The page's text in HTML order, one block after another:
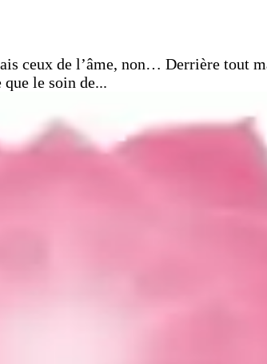
ceux de l’âme, non… Derrière tout
que le soin de...